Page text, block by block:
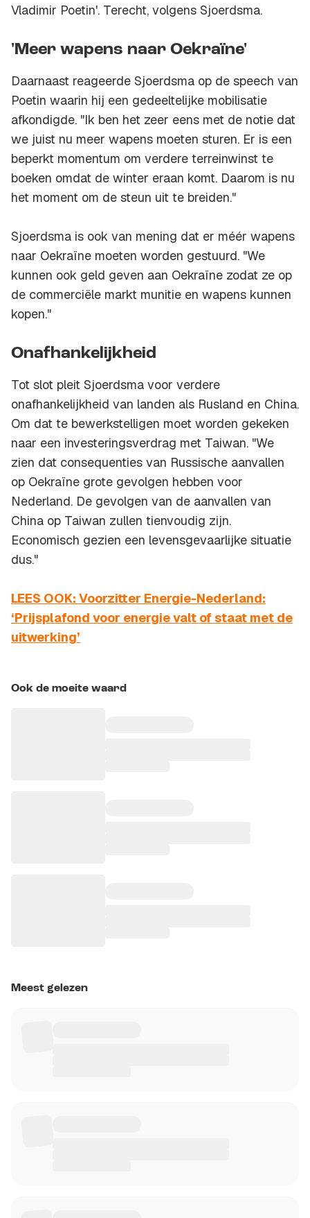
Vladimir Poetin'. Terecht, volgens Sjoerdsma.
'Meer wapens naar Oekraïne'
Daarnaast reageerde Sjoerdsma op de speech van
Poetin waarin hij een gedeeltelijke mobilisatie
afkondigde. "Ik ben het zeer eens met de notie dat
we juist nu meer wapens moeten sturen. Er is een
beperkt momentum om verdere terreinwinst te
boeken omdat de winter eraan komt. Daarom is nu
het moment om de steun uit te breiden."
Sjoerdsma is ook van mening dat er méér wapens
naar Oekraïne moeten worden gestuurd. "We
kunnen ook geld geven aan Oekraïne zodat ze op
de commerciële markt munitie en wapens kunnen
kopen."
Onafhankelijkheid
Tot slot pleit Sjoerdsma voor verdere
onafhankelijkheid van landen als Rusland en China.
Om dat te bewerkstelligen moet worden gekeken
naar een investeringsverdrag met Taiwan. "We
zien dat consequenties van Russische aanvallen
op Oekraïne grote gevolgen hebben voor
Nederland. De gevolgen van de aanvallen van
China op Taiwan zullen tienvoudig zijn.
Economisch gezien een levensgevaarlijke situatie
dus."
LEES OOK: Voorzitter Energie-Nederland:
‘Prijsplafond voor energie valt of staat met de
uitwerking’
Ook de moeite waard
Meest gelezen